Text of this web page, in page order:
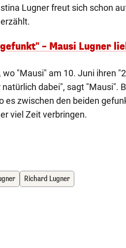
Lugner freut sich schon
– Mausi Lugner
"Mausi" am 10. Juni ihren
dabei", sagt "Mausi".
es zwischen den beiden
viel Zeit verbringen.
Richard Lugner